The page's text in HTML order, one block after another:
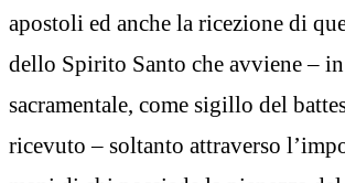
apostoli ed anche la ricezione di
dello Spirito Santo che avviene –
sacramentale, come sigillo del
ricevuto – soltanto attraverso